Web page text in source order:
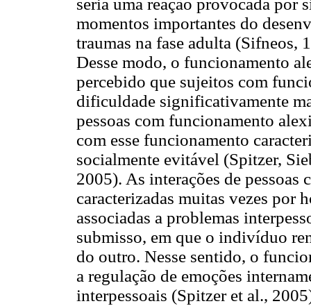
seria uma reação provocada por
momentos importantes do
traumas na fase adulta
Desse modo, o funcionamento
percebido que sujeitos com
dificuldade significativamente
pessoas com funcionamento
com esse funcionamento
socialmente evitável (Spitzer,
2005). As interações de pessoas
caracterizadas muitas vezes por
associadas a problemas
submisso, em que o indivíduo
do outro. Nesse sentido, o
a regulação de emoções
interpessoais (Spitzer et al.,